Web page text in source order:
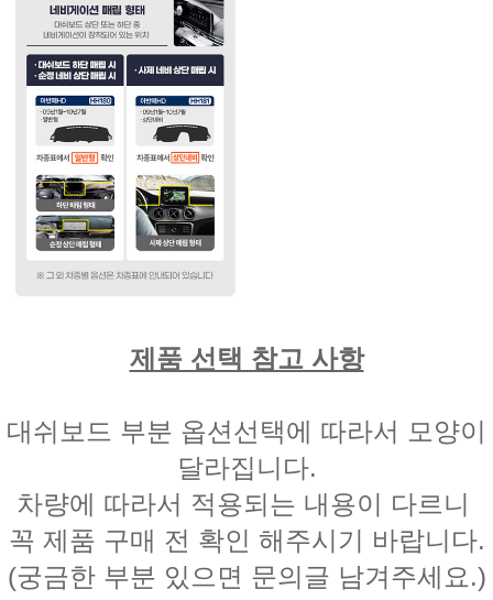
제품 선택 참고 사항
대쉬보드 부분 옵션선택에 따라서 모양이
달라집니다.
차량에 따라서 적용되는 내용이 다르니
꼭 제품 구매 전 확인 해주시기 바랍니다.
(궁금한 부분 있으면 문의글 남겨주세요.)